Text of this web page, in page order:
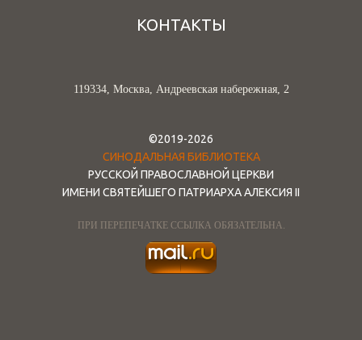
КОНТАКТЫ
119334, Москва, Андреевская набережная, 2
©2019-2026
СИНОДАЛЬНАЯ БИБЛИОТЕКА
РУССКОЙ ПРАВОСЛАВНОЙ ЦЕРКВИ
ИМЕНИ СВЯТЕЙШЕГО ПАТРИАРХА АЛЕКСИЯ II
ПРИ ПЕРЕПЕЧАТКЕ ССЫЛКА ОБЯЗАТЕЛЬНА.